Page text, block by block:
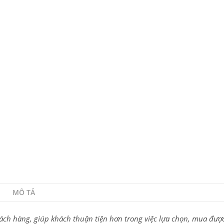
MÔ TẢ
hàng, giúp khách thuận tiện hơn trong việc lựa chọn, mua